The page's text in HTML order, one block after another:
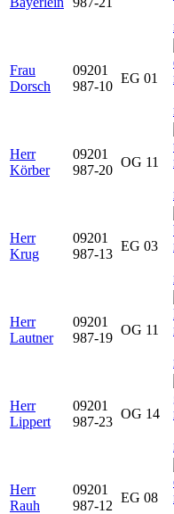
Frau
Dorsch
09201
987-10
EG 01
Herr
Körber
09201
987-20
OG 11
Herr
Krug
09201
987-13
EG 03
Herr
Lautner
09201
987-19
OG 11
Herr
Lippert
09201
987-23
OG 14
Herr
Rauh
09201
987-12
EG 08